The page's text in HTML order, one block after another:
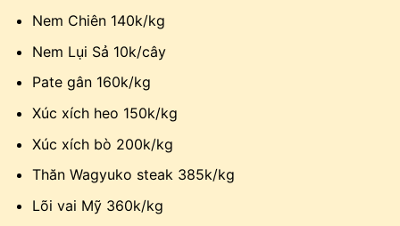
Nem Chiên 140k/kg
Nem Lụi Sả 10k/cây
Pate gân 160k/kg
Xúc xích heo 150k/kg
Xúc xích bò 200k/kg
Thăn Wagyuko steak 385k/kg
Lõi vai Mỹ 360k/kg